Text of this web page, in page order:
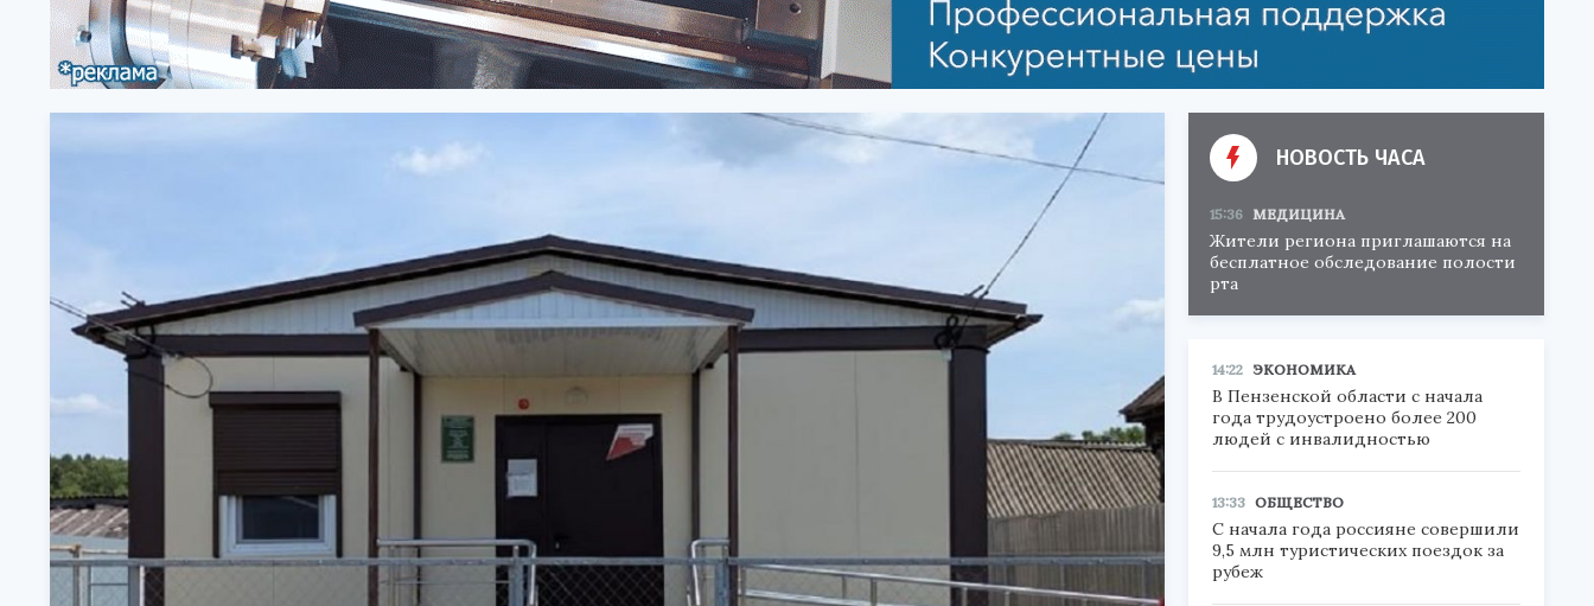
НОВОСТЬ ЧАСА
15:36 МЕДИЦИНА
Жители региона приглашаются на
бесплатное обследование полости
рта
14:22 ЭКОНОМИКА
В Пензенской области с начала
года трудоустроено более 200
людей с инвалидностью
13:33 ОБЩЕСТВО
С начала года россияне совершили
9,5 млн туристических поездок за
рубеж